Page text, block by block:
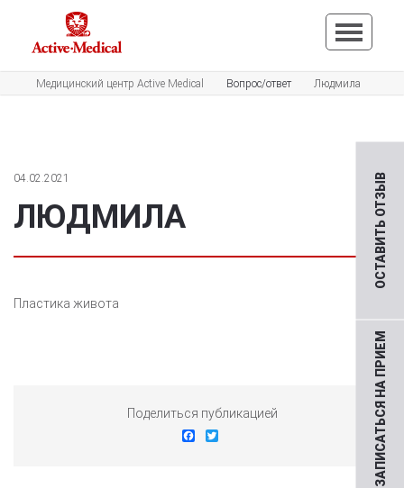
ЗАПИСАТЬСЯ НА ПРИЕМ
ОСТАВИТЬ ОТЗЫВ
Медицинский центр Active Medical Вопрос/ответ Людмила
04.02.2021
ЛЮДМИЛА
Пластика живота
Поделиться публикацией
Facebook